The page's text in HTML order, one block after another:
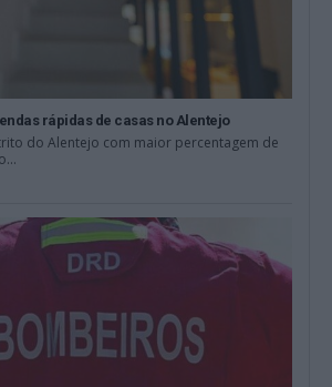
rápidas de casas no Alentejo
do Alentejo com maior percentagem de